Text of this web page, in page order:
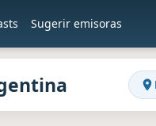
Sugerir emisoras
Argentinaen